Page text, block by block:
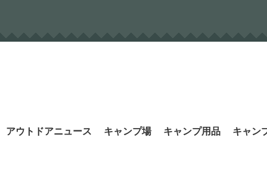
アウトドアニュース キャンプ場 キャンプ用品 キャン
Search